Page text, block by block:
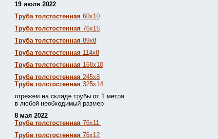
19 июля 2022
Труба толстостенная 60х10
Труба толстостенная 76х16
Труба толстостенная 89х8
Труба толстостенная 114х8
Труба толстостенная 168х10
Труба толстостенная 245х8
Труба толстостенная 325х14
отрежем на складе трубы от 1 метра
в любой необходимый размер
8 мая 2022
Труба толстостенная 76х11
Труба толстостенная 76х12